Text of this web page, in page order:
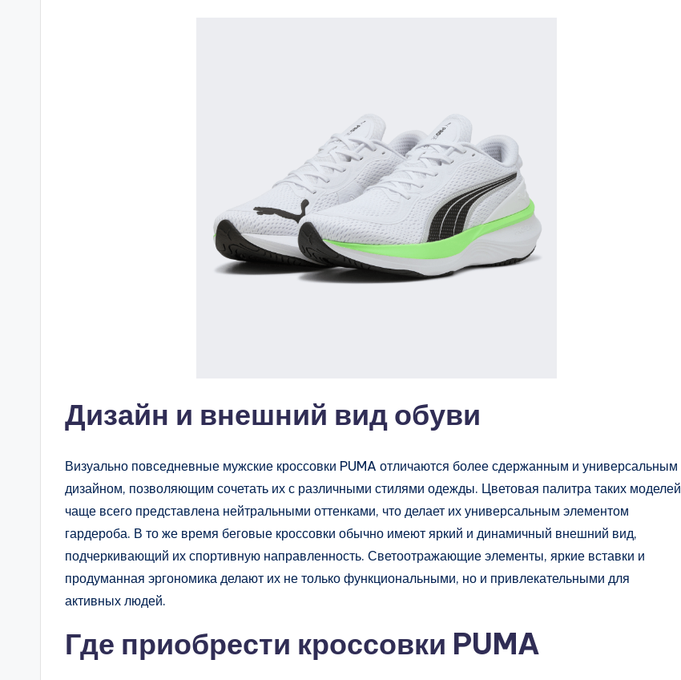
Дизайн и внешний вид обуви
Визуально повседневные мужские кроссовки PUMA отличаются более сдержанным и универсальным
дизайном, позволяющим сочетать их с различными стилями одежды. Цветовая палитра таких моделей
чаще всего представлена нейтральными оттенками, что делает их универсальным элементом
гардероба. В то же время беговые кроссовки обычно имеют яркий и динамичный внешний вид,
подчеркивающий их спортивную направленность. Светоотражающие элементы, яркие вставки и
продуманная эргономика делают их не только функциональными, но и привлекательными для
активных людей.
Где приобрести кроссовки PUMA